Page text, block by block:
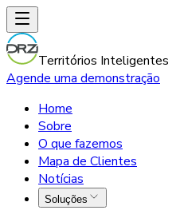
Territórios Inteligentes
Agende uma demonstração
Home
Sobre
O que fazemos
Mapa de Clientes
Notícias
Soluções